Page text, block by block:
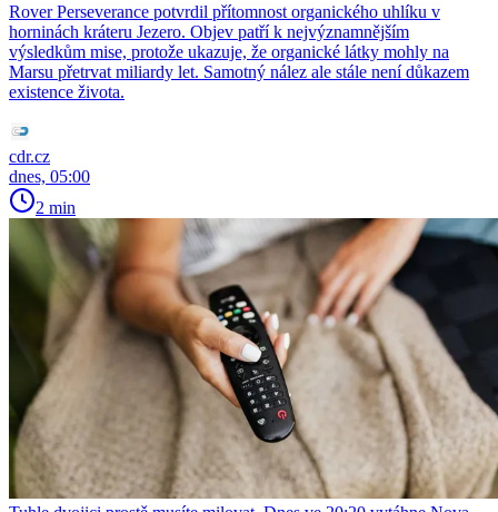
Rover Perseverance potvrdil přítomnost organického uhlíku v
horninách kráteru Jezero. Objev patří k nejvýznamnějším
výsledkům mise, protože ukazuje, že organické látky mohly na
Marsu přetrvat miliardy let. Samotný nález ale stále není důkazem
existence života.
cdr.cz
dnes, 05:00
2 min